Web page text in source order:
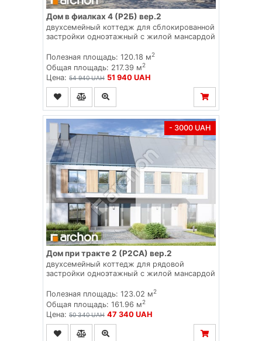
Дом в фиалках 4 (Р2Б) вер.2
двухсемейный коттедж для сблокированной
застройки одноэтажный с жилой мансардой
Полезная площадь: 120.18 м2
Общая площадь: 217.39 м2
Цена: 54 940 UAH 51 940 UAH
- 3000 UAH
Дом при тракте 2 (Р2СА) вер.2
двухсемейный коттедж для рядовой
застройки одноэтажный с жилой мансардой
Полезная площадь: 123.02 м2
Общая площадь: 161.96 м2
Цена: 50 340 UAH 47 340 UAH